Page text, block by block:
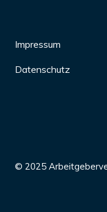
Impressum
Datenschutz
© 2025